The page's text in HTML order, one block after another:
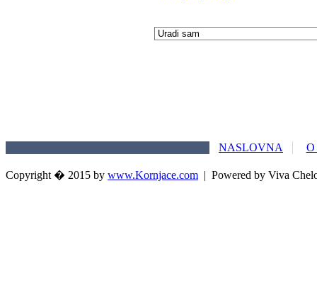
NASLOVNA
Copyright � 2015 by www.Kornjace.com | Powered by Viva